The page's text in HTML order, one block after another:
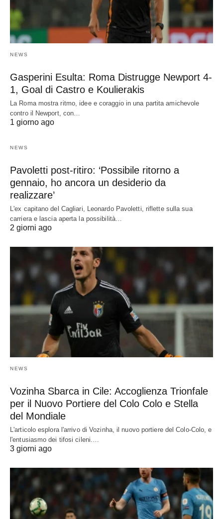
NEWS
Gasperini Esulta: Roma Distrugge Newport 4-
1, Goal di Castro e Koulierakis
La Roma mostra ritmo, idee e coraggio in una partita amichevole
contro il Newport, con…
1 giorno ago
NEWS
Pavoletti post-ritiro: ‘Possibile ritorno a
gennaio, ho ancora un desiderio da
realizzare’
L'ex capitano del Cagliari, Leonardo Pavoletti, riflette sulla sua
carriera e lascia aperta la possibilità…
2 giorni ago
NEWS
Vozinha Sbarca in Cile: Accoglienza Trionfale
per il Nuovo Portiere del Colo Colo e Stella
del Mondiale
L'articolo esplora l'arrivo di Vozinha, il nuovo portiere del Colo-Colo, e
l'entusiasmo dei tifosi cileni.…
3 giorni ago